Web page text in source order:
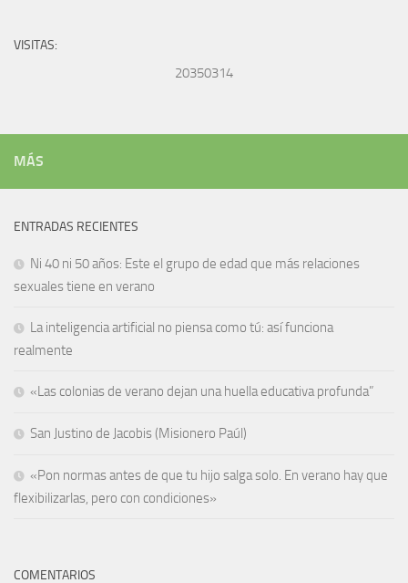
VISITAS:
20350314
MÁS
ENTRADAS RECIENTES
Ni 40 ni 50 años: Este el grupo de edad que más relaciones
sexuales tiene en verano
La inteligencia artificial no piensa como tú: así funciona
realmente
«Las colonias de verano dejan una huella educativa profunda”
San Justino de Jacobis (Misionero Paúl)
«Pon normas antes de que tu hijo salga solo. En verano hay que
flexibilizarlas, pero con condiciones»
COMENTARIOS